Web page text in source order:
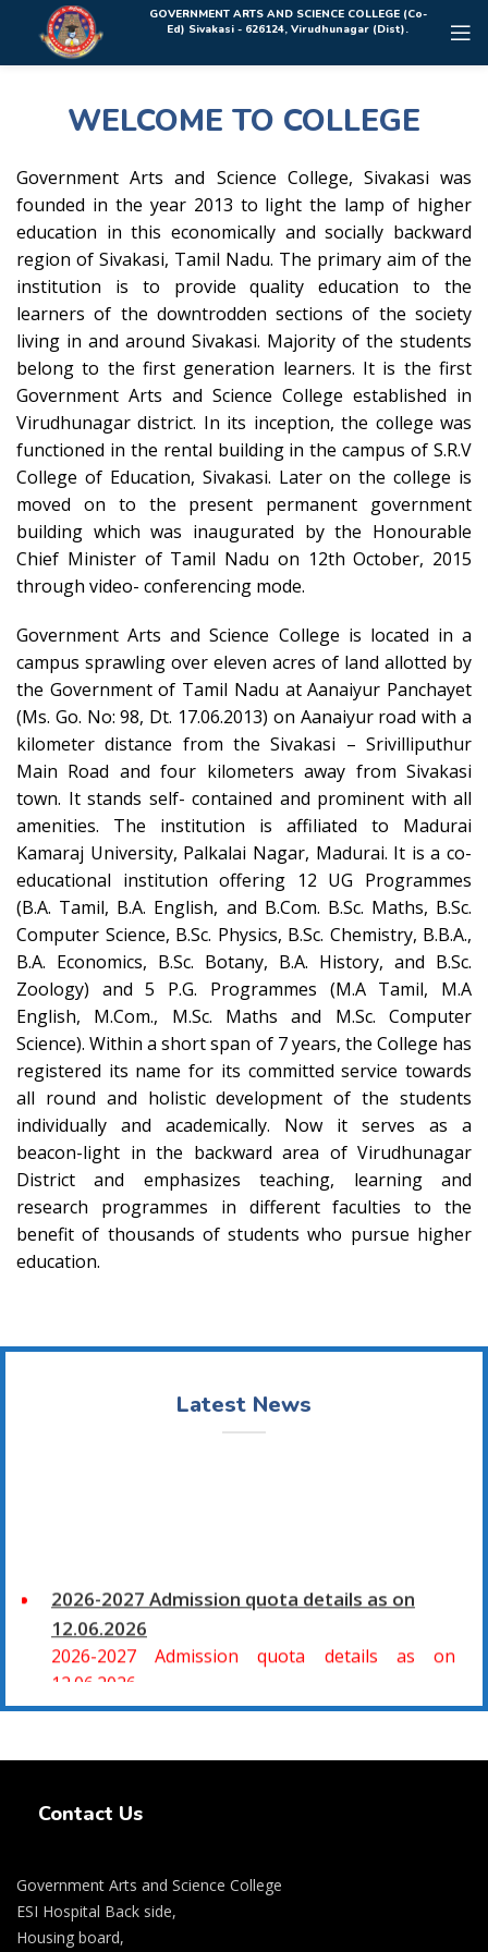
Rolex Replica Uhren DeutschlandGOVERNMENT ARTS AND SCIENCE COLLEGE (Co-
Ed) Sivakasi - 626124, Virudhunagar (Dist).
WELCOME TO COLLEGE
Government Arts and Science College, Sivakasi was
founded in the year 2013 to light the lamp of higher
education in this economically and socially backward
region of Sivakasi, Tamil Nadu. The primary aim of the
institution is to provide quality education to the
learners of the downtrodden sections of the society
living in and around Sivakasi. Majority of the students
belong to the first generation learners. It is the first
Government Arts and Science College established in
Virudhunagar district. In its inception, the college was
functioned in the rental building in the campus of S.R.V
College of Education, Sivakasi. Later on the college is
moved on to the present permanent government
building which was inaugurated by the Honourable
Chief Minister of Tamil Nadu on 12th October, 2015
through video- conferencing mode.
Government Arts and Science College is located in a
campus sprawling over eleven acres of land allotted by
the Government of Tamil Nadu at Aanaiyur Panchayet
(Ms. Go. No: 98, Dt. 17.06.2013) on Aanaiyur road with a
kilometer distance from the Sivakasi – Srivilliputhur
Main Road and four kilometers away from Sivakasi
town. It stands self- contained and prominent with all
amenities. The institution is affiliated to Madurai
Kamaraj University, Palkalai Nagar, Madurai. It is a co-
educational institution offering 12 UG Programmes
(B.A. Tamil, B.A. English, and B.Com. B.Sc. Maths, B.Sc.
Computer Science, B.Sc. Physics, B.Sc. Chemistry, B.B.A.,
B.A. Economics, B.Sc. Botany, B.A. History, and B.Sc.
Zoology) and 5 P.G. Programmes (M.A Tamil, M.A
English, M.Com., M.Sc. Maths and M.Sc. Computer
Science). Within a short span of 7 years, the College has
registered its name for its committed service towards
all round and holistic development of the students
individually and academically. Now it serves as a
beacon-light in the backward area of Virudhunagar
District and emphasizes teaching, learning and
research programmes in different faculties to the
benefit of thousands of students who pursue higher
education.
Latest News
2026-2027 Admission quota details as on
12.06.2026
2026-2027 Admission quota details as on
12.06.2026
08.06.2026 அன்று B.Sc., கணிதம், B.Sc., கணினி
விலங்கியல் ஆகிய அறிவியல் பாடப்பிரிவுகளுக்கும்,
09.06.2026 அன்று B.Com., வணிகவியல், B.B.A.,
வணிக நிர்வாகவியல், B.A., பொருளியல், B.A., வரலாறு
Contact Us
Government Arts and Science College
ESI Hospital Back side,
Housing board,